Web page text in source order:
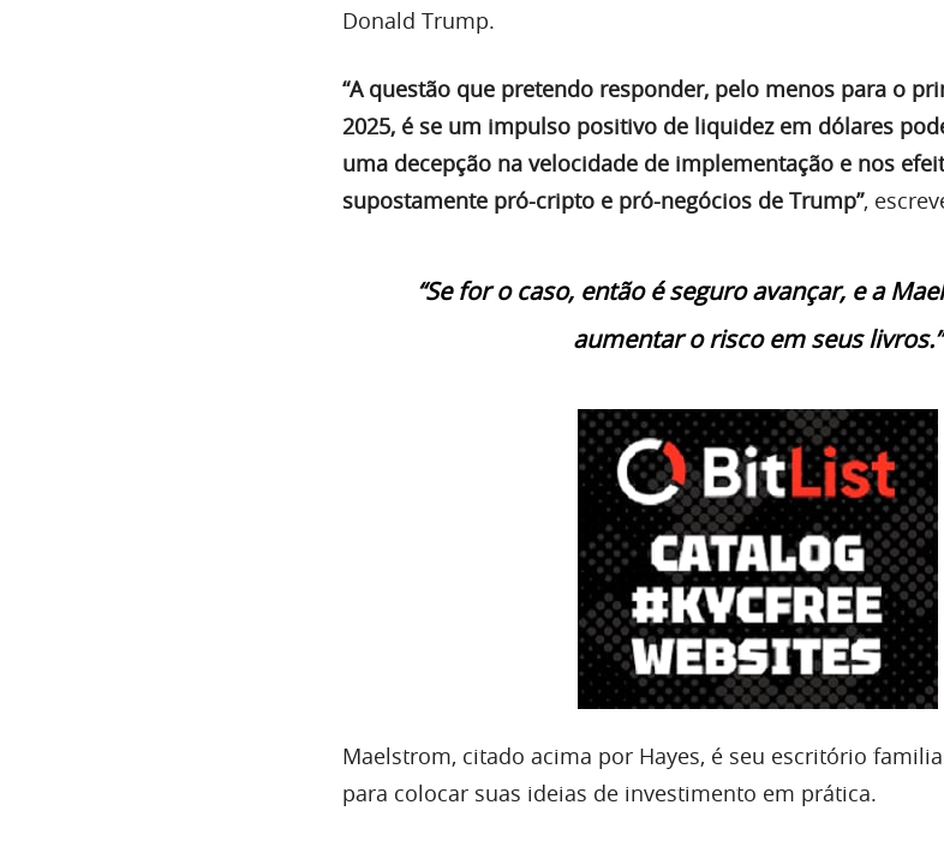
Donald Trump.
“A questão que pretendo responder, pelo menos para o
2025, é se um impulso positivo de liquidez em dólares
uma decepção na velocidade de implementação e nos
supostamente pró-cripto e pró-negócios de Trump”,
“Se for o caso, então é seguro avançar, e a
aumentar o risco em seus livros.”
Maelstrom, citado acima por Hayes, é seu escritório
para colocar suas ideias de investimento em prática.